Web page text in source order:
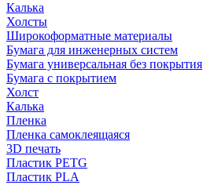
Калька
Холсты
Широкоформатные материалы
Бумага для инженерных систем
Бумага универсальная без покрытия
Бумага с покрытием
Холст
Калька
Пленка
Пленка самоклеящаяся
3D печать
Пластик PETG
Пластик PLA